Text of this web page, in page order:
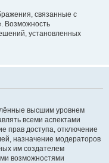
связанные с
Возможность
установленных
высшим уровнем
всеми аспектами
прав доступа, отключение
назначение модераторов
им создателем
возможностями